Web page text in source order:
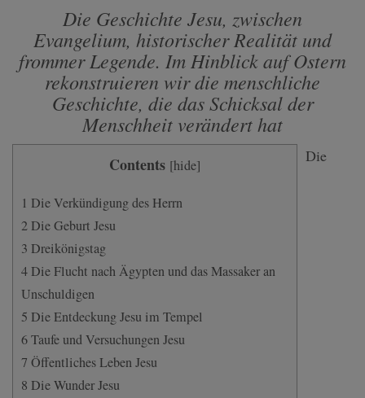
Die Geschichte Jesu, zwischen
Evangelium, historischer Realität und
frommer Legende. Im Hinblick auf Ostern
rekonstruieren wir die menschliche
Geschichte, die das Schicksal der
Menschheit verändert hat
Contents [hide]
1 Die Verkündigung des Herrn
2 Die Geburt Jesu
3 Dreikönigstag
4 Die Flucht nach Ägypten und das Massaker an
Unschuldigen
5 Die Entdeckung Jesu im Tempel
6Taufe und Versuchungen Jesu
7 Öffentliches Leben Jesu
8 Die Wunder Jesu
Die